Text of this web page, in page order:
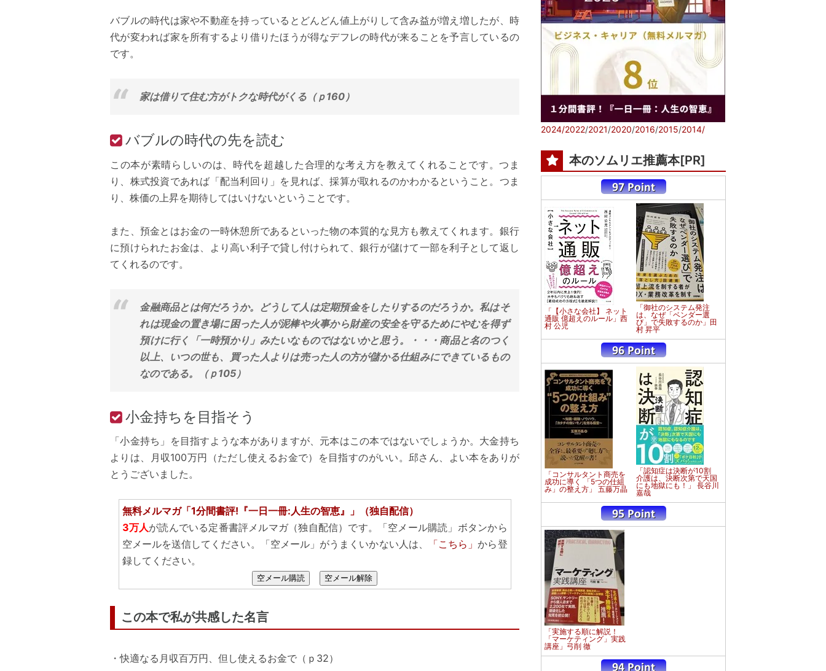
バブルの時代は家や不動産を持っているとどんどん値上がりして含み益が増え増したが、時
代が変われば家を所有するより借りたほうが得なデフレの時代が来ることを予言しているの
です。
家は借りて住む方がトクな時代がくる（ｐ160）
バブルの時代の先を読む
この本が素晴らしいのは、時代を超越した合理的な考え方を教えてくれることです。つま
り、株式投資であれば「配当利回り」を見れば、採算が取れるのかわかるということ。つま
り、株価の上昇を期待してはいけないということです。
また、預金とはお金の一時休憩所であるといった物の本質的な見方も教えてくれます。銀行
に預けられたお金は、より高い利子で貸し付けられて、銀行が儲けて一部を利子として返し
てくれるのです。
金融商品とは何だろうか。どうして人は定期預金をしたりするのだろうか。私はそ
れは現金の置き場に困った人が泥棒や火事から財産の安全を守るためにやむを得ず
預けに行く「一時預かり」みたいなものではないかと思う。・・・商品と名のつく
以上、いつの世も、買った人よりは売った人の方が儲かる仕組みにできているもの
なのである。（ｐ105）
小金持ちを目指そう
「小金持ち」を目指すような本がありますが、元本はこの本ではないでしょうか。大金持ち
よりは、月収100万円（ただし使えるお金で）を目指すのがいい。邱さん、よい本をありが
とうございました。
無料メルマガ「1分間書評!『一日一冊:人生の智恵』」（独自配信）
3万人が読んでいる定番書評メルマガ（独自配信）です。「空メール購読」ボタンから
空メールを送信してください。「空メール」がうまくいかない人は、
「こちら」から登
録してください。
空メール購読 空メール解除
この本で私が共感した名言
・快適なる月収百万円、但し使えるお金で（ｐ32）
2024/2022/2021/2020/2016/2015/2014/
本のソムリエ推薦本[PR]
「【小さな会社】 ネット
通販 億超えのルール」西
村 公児
「御社のシステム発注
は、なぜ「ベンダー選
び」で失敗するのか」田
村 昇平
「コンサルタント商売を
成功に導く 「5つの仕組
み」の整え方」 五藤万晶
「認知症は決断が10割
介護は、決断次第で天国
にも地獄にも！」 長谷川
嘉哉
「実施する順に解説！
「マーケティング」実践
講座」弓削 徹